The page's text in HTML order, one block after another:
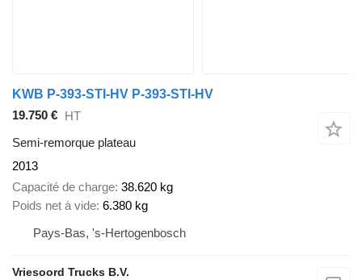
KWB P-393-STI-HV P-393-STI-HV
19.750 € HT
Semi-remorque plateau
2013
Capacité de charge 38.620 kg
Poids net à vide 6.380 kg
Pays-Bas, 's-Hertogenbosch
Vriesoord Trucks B.V.